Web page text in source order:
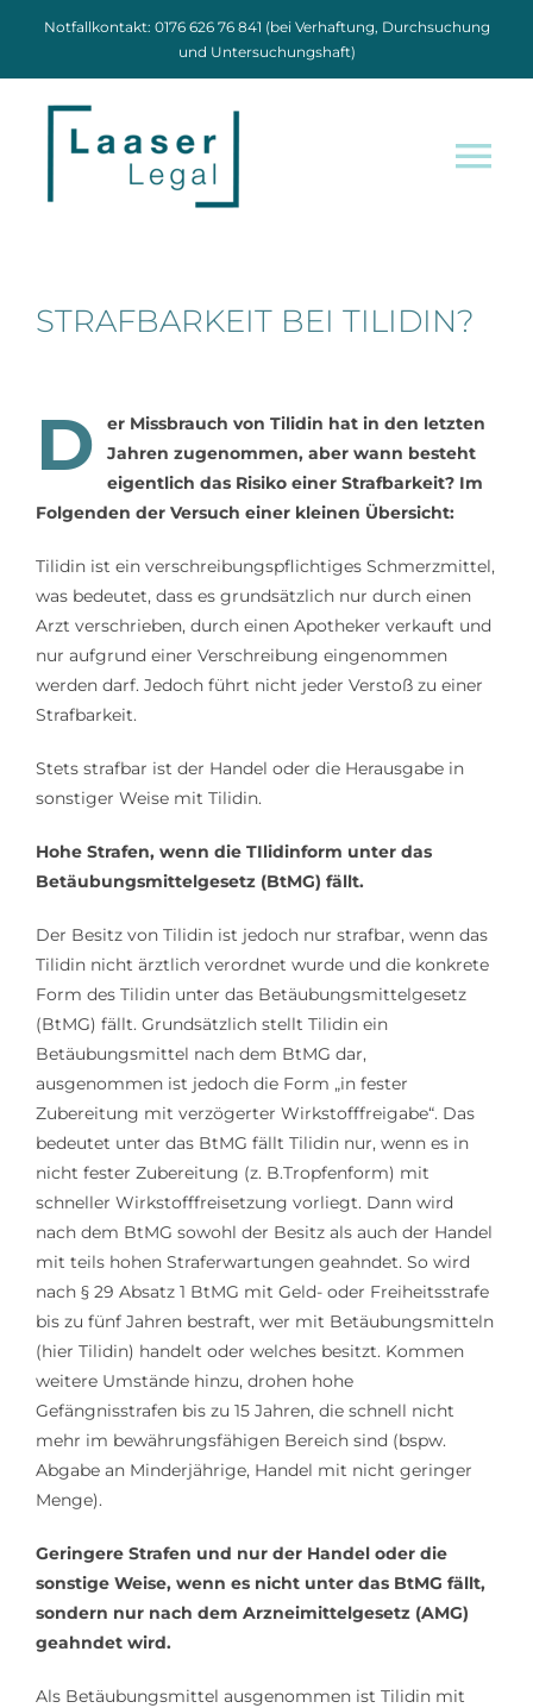
Notfallkontakt: 0176 626 76 841 (bei Verhaftung, Durchsuchung
und Untersuchungshaft)
Tätigkeit
Kosten
Kontakt
STRAFBARKEIT BEI TILIDIN?
D
er Missbrauch von Tilidin hat in den letzten
Jahren zugenommen, aber wann besteht
eigentlich das Risiko einer Strafbarkeit? Im
Folgenden der Versuch einer kleinen Übersicht:
Tilidin ist ein verschreibungspflichtiges Schmerzmittel,
was bedeutet, dass es grundsätzlich nur durch einen
Arzt verschrieben, durch einen Apotheker verkauft und
nur aufgrund einer Verschreibung eingenommen
werden darf. Jedoch führt nicht jeder Verstoß zu einer
Strafbarkeit.
Stets strafbar ist der Handel oder die Herausgabe in
sonstiger Weise mit Tilidin.
Hohe Strafen, wenn die TIlidinform unter das
Betäubungsmittelgesetz (BtMG) fällt.
Der Besitz von Tilidin ist jedoch nur strafbar, wenn das
Tilidin nicht ärztlich verordnet wurde und die konkrete
Form des Tilidin unter das Betäubungsmittelgesetz
(BtMG) fällt. Grundsätzlich stellt Tilidin ein
Betäubungsmittel nach dem BtMG dar,
ausgenommen ist jedoch die Form „in fester
Zubereitung mit verzögerter Wirkstofffreigabe“. Das
bedeutet unter das BtMG fällt Tilidin nur, wenn es in
nicht fester Zubereitung (z. B.Tropfenform) mit
schneller Wirkstofffreisetzung vorliegt. Dann wird
nach dem BtMG sowohl der Besitz als auch der Handel
mit teils hohen Straferwartungen geahndet. So wird
nach § 29 Absatz 1 BtMG mit Geld- oder Freiheitsstrafe
bis zu fünf Jahren bestraft, wer mit Betäubungsmitteln
(hier Tilidin) handelt oder welches besitzt. Kommen
weitere Umstände hinzu, drohen hohe
Gefängnisstrafen bis zu 15 Jahren, die schnell nicht
mehr im bewährungsfähigen Bereich sind (bspw.
Abgabe an Minderjährige, Handel mit nicht geringer
Menge).
Geringere Strafen und nur der Handel oder die
sonstige Weise, wenn es nicht unter das BtMG fällt,
sondern nur nach dem Arzneimittelgesetz (AMG)
geahndet wird.
Als Betäubungsmittel ausgenommen ist Tilidin mit